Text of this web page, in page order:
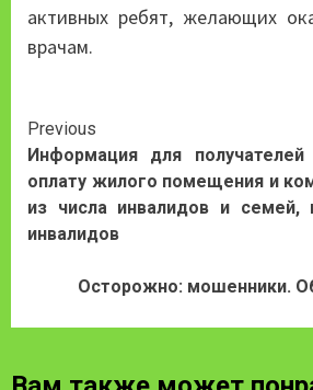
активных ребят, желающих
врачам.
Continue
Reading
Previous
Информация для
оплату жилого помещения и
из числа инвалидов и
инвалидов
Осторожно: мошенники.